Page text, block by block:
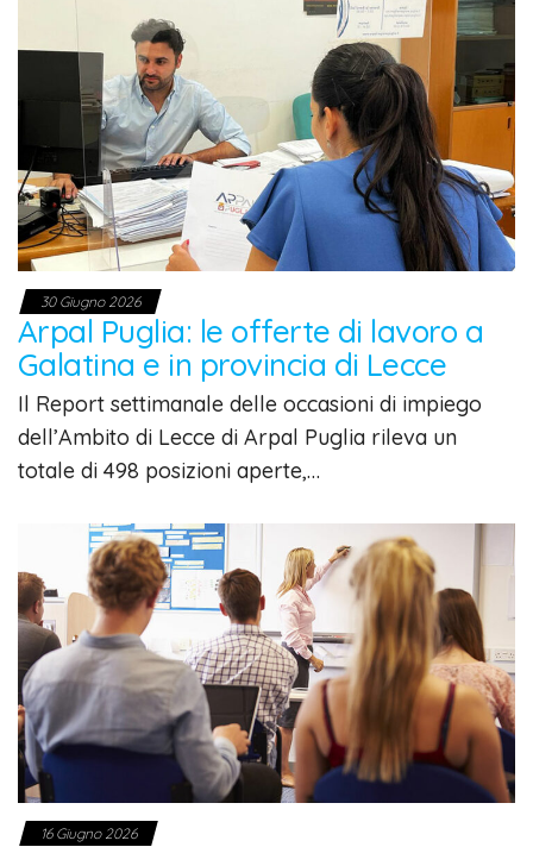
30 Giugno 2026
Arpal Puglia: le offerte di lavoro a
Galatina e in provincia di Lecce
Il Report settimanale delle occasioni di impiego
dell’Ambito di Lecce di Arpal Puglia rileva un
totale di 498 posizioni aperte,…
16 Giugno 2026